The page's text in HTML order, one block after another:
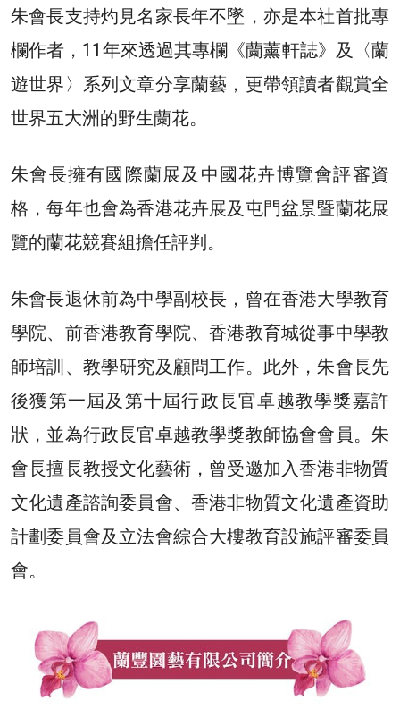
朱會長支持灼見名家長年不墜，亦是本社首批專
欄作者，11年來透過其專欄《蘭薰軒誌》及〈蘭
遊世界〉系列文章分享蘭藝，更帶領讀者觀賞全
世界五大洲的野生蘭花。
朱會長擁有國際蘭展及中國花卉博覽會評審資
格，每年也會為香港花卉展及屯門盆景暨蘭花展
覽的蘭花競賽組擔任評判。
朱會長退休前為中學副校長，曾在香港大學教育
學院、前香港教育學院、香港教育城從事中學教
師培訓、教學研究及顧問工作。此外，朱會長先
後獲第一屆及第十屆行政長官卓越教學獎嘉許
狀，並為行政長官卓越教學獎教師協會會員。朱
會長擅長教授文化藝術，曾受邀加入香港非物質
文化遺產諮詢委員會、香港非物質文化遺產資助
計劃委員會及立法會綜合大樓教育設施評審委員
會。